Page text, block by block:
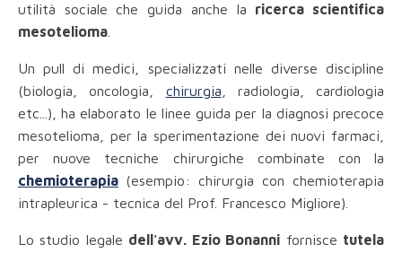
utilità sociale che guida anche la ricerca scientifica
mesotelioma
Un pull di medici, specializzati nelle diverse discipline
(biologia, oncologia, chirurgia , radiologia, cardiologia
etc...), ha elaborato le linee guida per la diagnosi precoce
mesotelioma, per la sperimentazione dei nuovi farmaci,
per nuove tecniche chirurgiche combinate con la
chemioterapia (esempio: chirurgia con chemioterapia
intrapleurica - tecnica del Prof. Francesco Migliore).
Lo studio legale dell'avv. Ezio Bonanni fornisce tutela